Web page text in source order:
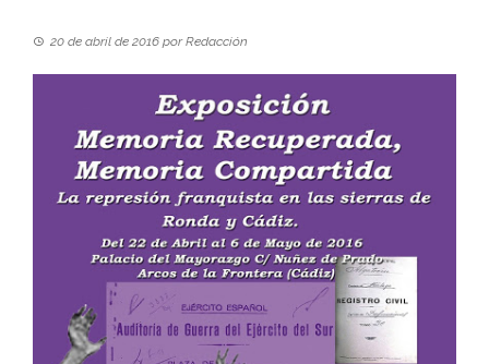
20 de abril de 2016 porRedacción